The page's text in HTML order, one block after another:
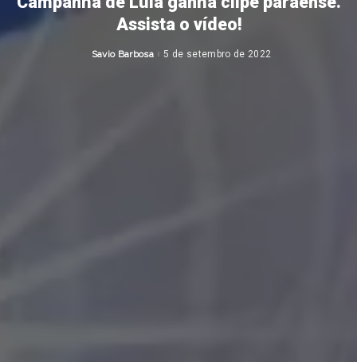
Assista o vídeo!
Posted
Savio Barbosa 5 de setembro de 2022